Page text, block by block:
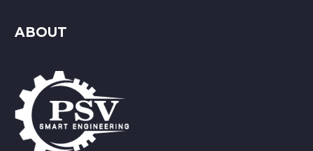
ABOUT